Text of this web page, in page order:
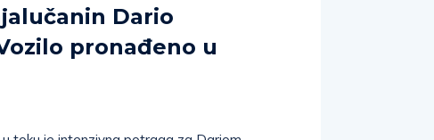
Dario
pronađeno u